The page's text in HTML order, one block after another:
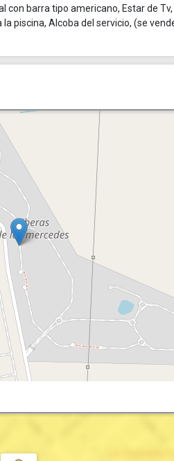
con barra tipo americano, Estar de Tv,
piscina, Alcoba del servicio, (se